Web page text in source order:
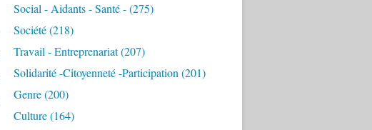
Social - Aidants - Santé -(275)
Société(218)
Travail - Entreprenariat(207)
Solidarité -citoyenneté -participation (201)
Genre(200)
Culture(164)